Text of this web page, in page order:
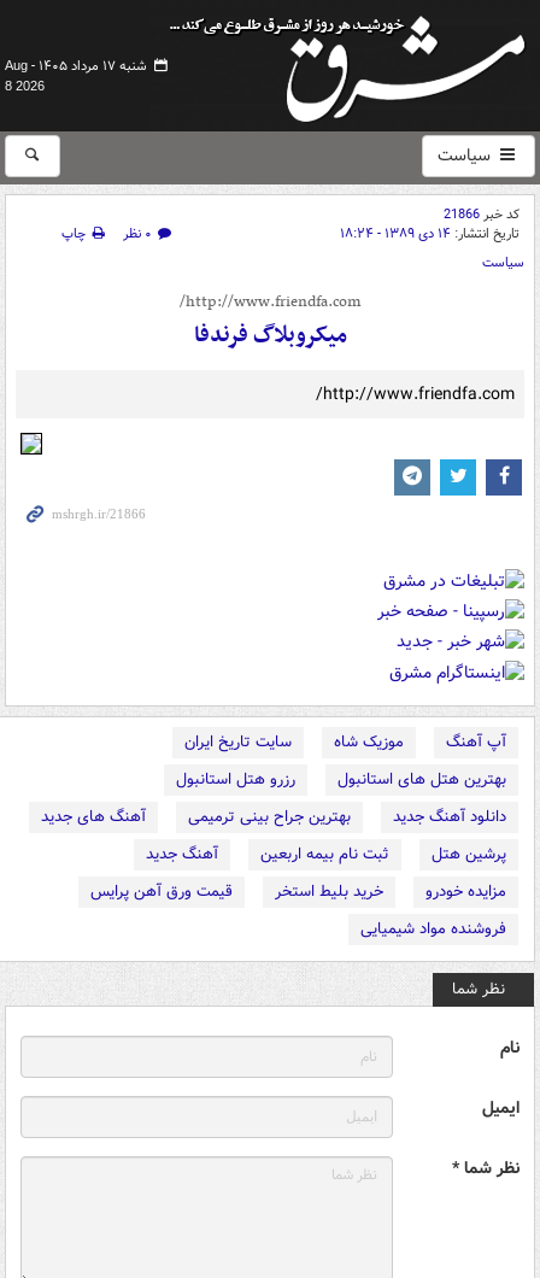
شنبه ۱۷ مرداد ۱۴۰۵ -
Aug
8 2026
سیاست
کد خبر21866
تاریخ انتشار: ۱۴ دی ۱۳۸۹ - ۱۸:۲۴ ۰ نظر
چاپ
سیاست
http://www.friendfa.com/
ميکروبلاگ فرندفا
http://www.friendfa.com/
آپ آهنگ موزیک شاه
سایت تاریخ ایران
بهترین هتل های استانبول
رزرو هتل استانبول
دانلود آهنگ جدید
بهترین جراح بینی ترمیمی
آهنگ های جدید
پرشین هتل
ثبت نام بیمه اربعین
آهنگ جدید
مزایده خودرو
خرید بلیط استخر
قیمت ورق آهن پرایس
فروشنده مواد شیمیایی
نظر شما
نام
ایمیل
نظر شما *